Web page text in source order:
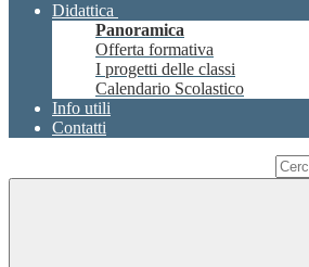
Didattica
Panoramica
Offerta formativa
I progetti delle classi
Calendario Scolastico
Info utili
Contatti